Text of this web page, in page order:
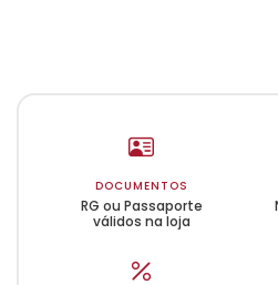
DOCUMENTOS
RG ou Passaporte
válidos na loja